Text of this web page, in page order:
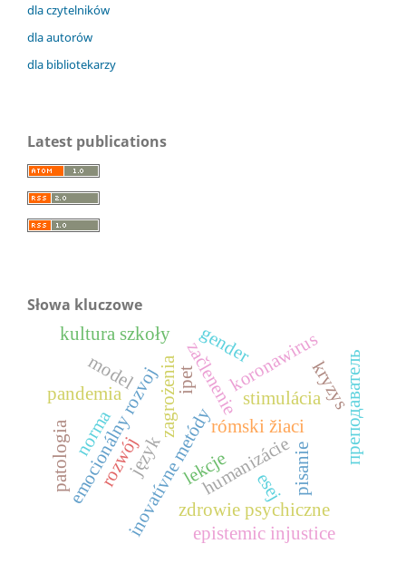
dla czytelników
dla autorów
dla bibliotekarzy
Latest publications
Słowa kluczowe
rómski žiaci
humanizácie
inovatívne metódy
stimulácia
emocionálny rozvoj začlenenie
pandemia koronawirus
zdrowie psychiczne
zagrożenia kryzys
język pisanie
lekcje
model
esej
rozwój
norma
patologia
kultura szkoły
epistemic injustice
gender
ipet преподаватель